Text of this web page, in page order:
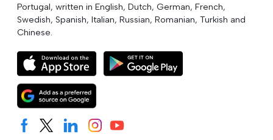
Portugal, written in English, Dutch, German, French,
Swedish, Spanish, Italian, Russian, Romanian, Turkish and
Chinese.